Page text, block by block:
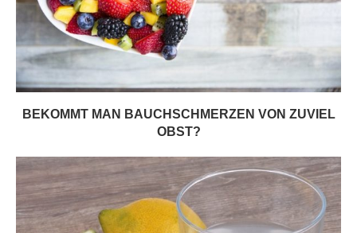
BEKOMMT MAN BAUCHSCHMERZEN VON ZUVIEL
OBST?